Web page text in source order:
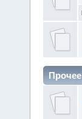
Прочее